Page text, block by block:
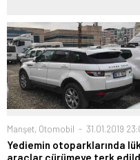
Manşet, Otomobil 31.01.2019
Yediemin otoparklarında
araçlar çürümeye terk